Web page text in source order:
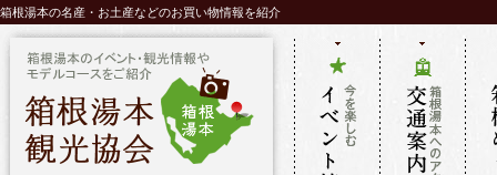
箱根湯本の名産・お土産などのお買い物情報を紹介